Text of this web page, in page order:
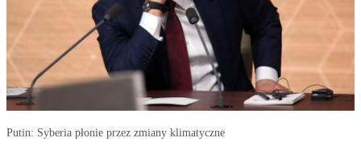
Putin: Syberia płonie przez zmiany klimatyczne